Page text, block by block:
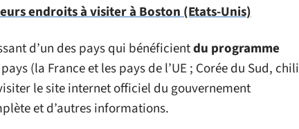
endroits à visiter à Boston (Etats-Unis)
d’un des pays qui bénéficientdu programme
(la France et les pays de l’UE ; Corée du Sud, chili
le site internet officiel du gouvernement
et d’autres informations.